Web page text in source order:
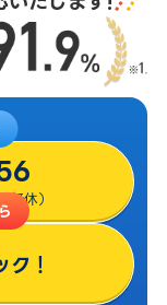
休）
ク！